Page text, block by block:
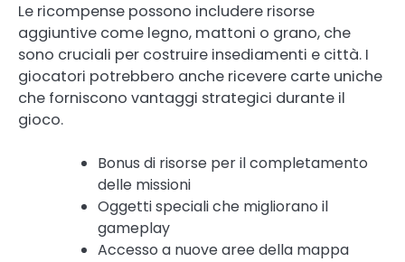
Le ricompense possono includere risorse
aggiuntive come legno, mattoni o grano, che
sono cruciali per costruire insediamenti e città. I
giocatori potrebbero anche ricevere carte uniche
che forniscono vantaggi strategici durante il
gioco.
Bonus di risorse per il completamento
delle missioni
Oggetti speciali che migliorano il
gameplay
Accesso a nuove aree della mappa